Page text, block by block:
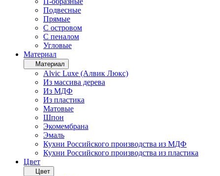
Подвесные
Прямые
С островом
С пеналом
Угловые
Материал
Материал
Alvic Luxe (Алвик Люкс)
Из массива дерева
Из МДФ
Из пластика
Матовые
Шпон
Экомембрана
Эмаль
Кухни Российского производства из МДФ
Кухни Российского производства из пластика
Цвет
Цвет